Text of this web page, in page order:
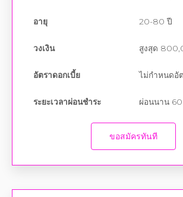
วงเงิน สูงสุด
อัตราดอกเบี้ย ไม่กำหนดอัต
ระยะเวลาผ่อนชำระ ผ่อนนาน 60
ขอสมัครทันที